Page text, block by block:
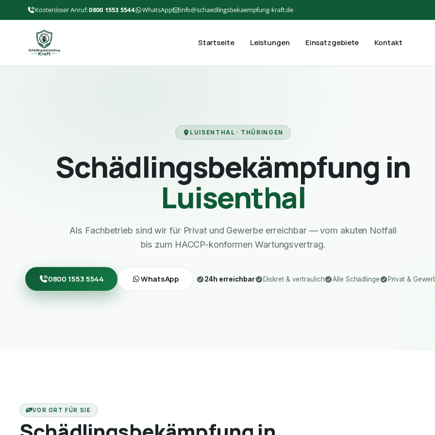
Kostenloser Anruf:0800 1553 5544 WhatsApp info@schaedlingsbekaempfung-kraft.de
Startseite Leistungen Einsatzgebiete Kontakt
LUISENTHAL · THÜRINGEN
Schädlingsbekämpfung in
Luisenthal
Als Fachbetrieb sind wir für Privat und Gewerbe erreichbar — vom akuten Notfall
bis zum HACCP-konformen Wartungsvertrag.
0800 1553 5544 WhatsApp 24h erreichbar Diskret & vertraulich Alle Schädlinge Privat &
VOR ORT FÜR SIE